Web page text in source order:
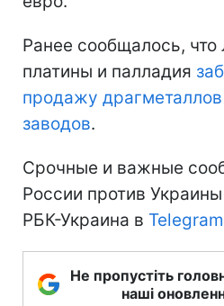
Ранее сообщалось,
платины и палладия
продажу
заводов.
Срочные и важные
России против
РБК-Украина в Telegram
Не пропустіть
наші